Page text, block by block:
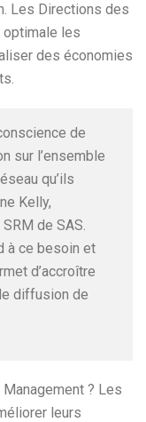
Les Directions des
optimale les
des économies
de
sur l’ensemble
qu’ils
Kelly,
de SAS.
à ce besoin et
d’accroître
diffusion de
? Les
leurs